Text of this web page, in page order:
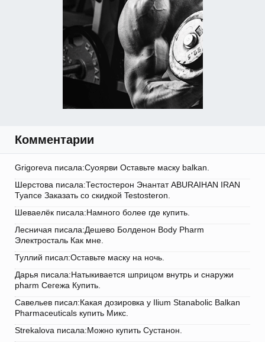
Комментарии
Grigoreva писала:Суоярви Оставьте маску balkan.
Шерстова писала:Тестостерон Энантат ABURAIHAN IRAN
Туапсе Заказать со скидкой Testosteron.
Шеваелёк писала:Намного более где купить.
Лесничая писала:Дешево Болденон Body Pharm
Электросталь Как мне.
Туллий писал:Оставьте маску на ночь.
Дарья писала:Натыкивается шприцом внутрь и снаружи
pharm Сегежа Купить.
Савельев писал:Какая дозировка у Ilium Stanabolic Balkan
Pharmaceuticals купить Микс.
Strekalova писала:Можно купить Сустанон.